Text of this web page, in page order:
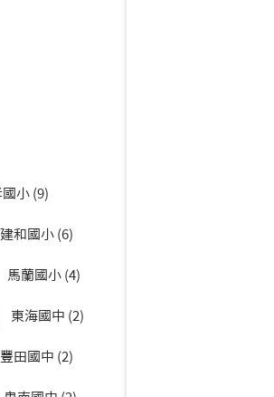
國小 (9)
建和國小 (6)
馬蘭國小 (4)
東海國中 (2)
豐田國中 (2)